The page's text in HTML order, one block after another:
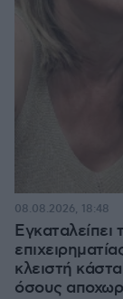
κλειστή
όσους
08.08.2026, 18:48